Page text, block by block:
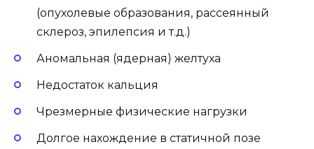
(опухолевые образования, рассеянный
склероз, эпилепсия и т.д.)
Аномальная (ядерная) желтуха
Недостаток кальция
Чрезмерные физические нагрузки
Долгое нахождение в статичной позе